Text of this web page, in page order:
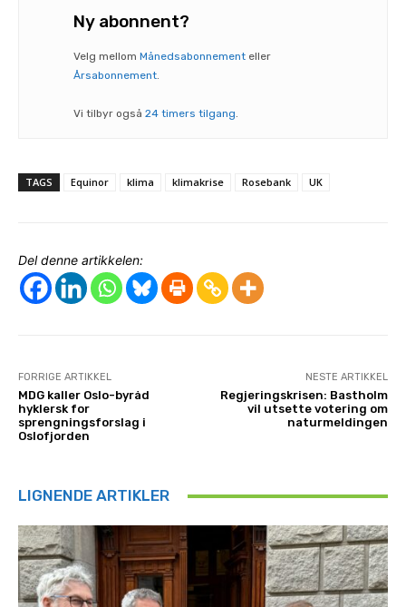
Ny abonnent?
Velg mellom Månedsabonnement eller
Årsabonnement.
Vi tilbyr også 24 timers tilgang.
TAGS Equinor klima klimakrise Rosebank UK
Del denne artikkelen:
FORRIGE ARTIKKEL
MDG kaller Oslo-byråd
hyklersk for
sprengningsforslag i
Oslofjorden
NESTE ARTIKKEL
Regjeringskrisen: Bastholm
vil utsette votering om
naturmeldingen
LIGNENDE ARTIKLER